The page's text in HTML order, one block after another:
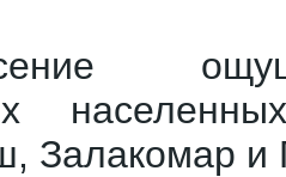
Залакомар и